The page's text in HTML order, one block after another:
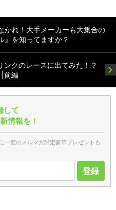
かれ！大手メーカーも大集合の
』を知ってますか？
クのレースに出てみた！？
|前編
して
情報を！
一度のメルマガ限定豪華プレゼントも
登録